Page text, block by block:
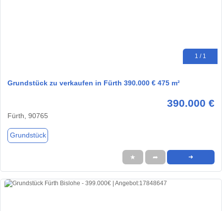
1 / 1
Grundstück zu verkaufen in Fürth 390.000 € 475 m²
390.000 €
Fürth, 90765
Grundstück
★ ➦ ➜